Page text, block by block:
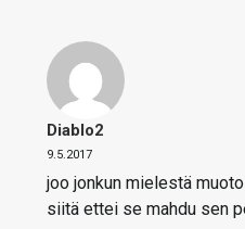
Diablo2
9.5.2017
joo jonkun mielestä
siitä ettei se mahdu sen